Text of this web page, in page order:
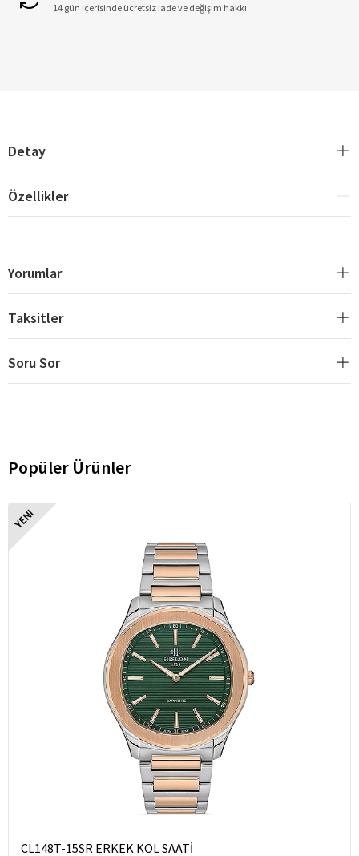
14 gün içerisinde ücretsiz iade ve değişim hakkı
Detay
Özellikler
Yorumlar
Taksitler
Soru Sor
Popüler Ürünler
YENI
CL148T-15SR ERKEK KOL SAATİ